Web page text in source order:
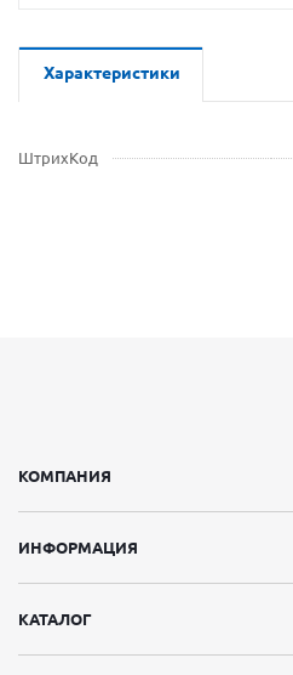
Характеристики
ШтрихКод
КОМПАНИЯ
ИНФОРМАЦИЯ
КАТАЛОГ